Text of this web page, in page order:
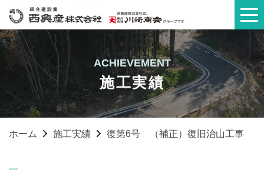
ACHIEVEMENT
施工実績
ホーム 施工実績 復第6号 （補正）復旧治山工事